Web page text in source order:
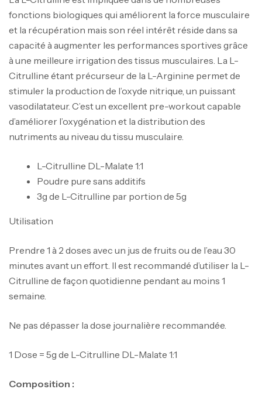
fonctions biologiques qui améliorent la force musculaire
et la récupération mais son réel intérêt réside dans sa
capacité à augmenter les performances sportives grâce
à une meilleure irrigation des tissus musculaires. La L-
Citrulline étant précurseur de la L-Arginine permet de
stimuler la production de l’oxyde nitrique, un puissant
vasodilatateur. C’est un excellent pre-workout capable
d’améliorer l’oxygénation et la distribution des
nutriments au niveau du tissu musculaire.
L-Citrulline DL-Malate 1:1
Poudre pure sans additifs
3g de L-Citrulline par portion de 5g
Utilisation
Prendre 1 à 2 doses avec un jus de fruits ou de l’eau 30
minutes avant un effort. Il est recommandé d’utiliser la L-
Citrulline de façon quotidienne pendant au moins 1
semaine.
Ne pas dépasser la dose journalière recommandée.
1 Dose = 5g de L-Citrulline DL-Malate 1:1
Composition :